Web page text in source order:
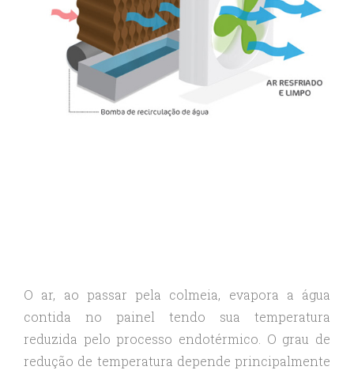
O ar, ao passar pela colmeia, evapora a água
contida no painel tendo sua temperatura
reduzida pelo processo endotérmico. O grau de
redução de temperatura depende principalmente